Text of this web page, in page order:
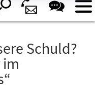
Schuld?